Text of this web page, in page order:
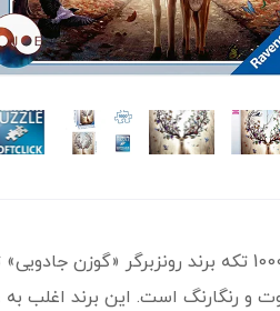
پازل 1000 تکه برند رونزبرگر
و رنگارنگ است. این برند اغلب